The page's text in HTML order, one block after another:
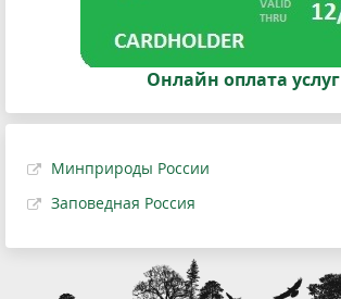
Онлайн оплата услуг
Минприроды России
Заповедная Россия